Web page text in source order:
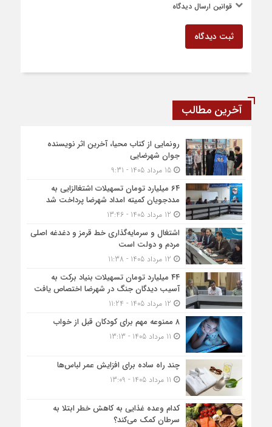
قوانین ارسال دیدگاه
ثبت دیدگاه
آخرین مطالب
رونمایی از کتاب محیا، آخرین اثر نویسنده
جوان شهرضایی
15 مرداد 1405 - 9:31
۶۴ میلیارد تومان تسهیلات اشتغالزایی به
مددجویان کمیته امداد شهرضا پرداخت شد
اشتغال و سرمایه‌گذاری خط قرمز و دغدغه اصلی
مردم و دولت است
۴۴ میلیارد تومان تسهیلات بنیاد برکت به
آسیب دیدگان جنگ در شهرضا اختصاص یافت
۸ ممنوعه مهم برای کودکان قبل از خواب
چند راه ساده برای افزایش عمر لباس‌ها
کدام وعده غذایی به کاهش خطر ابتلا به
سرطان کمک می‌کند؟